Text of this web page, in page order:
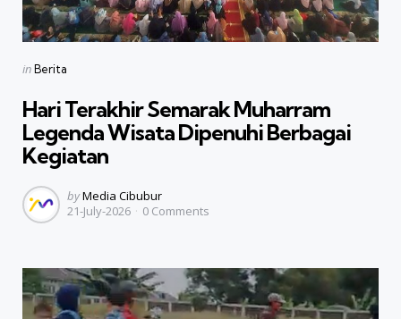
Categories
Posted
inBerita
Hari Terakhir Semarak Muharram
Legenda Wisata Dipenuhi Berbagai
Kegiatan
Posted
by
byMedia Cibubur
21-July-2026
0 Comments